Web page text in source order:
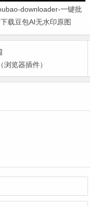
downloader-一键批
载豆包AI无水印原图
览器插件）